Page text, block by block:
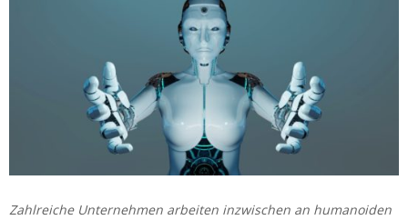
Zahlreiche Unternehmen arbeiten inzwischen an humanoiden